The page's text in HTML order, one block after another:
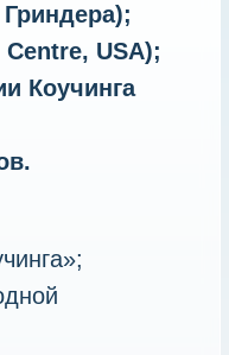
USA);
Коучинга